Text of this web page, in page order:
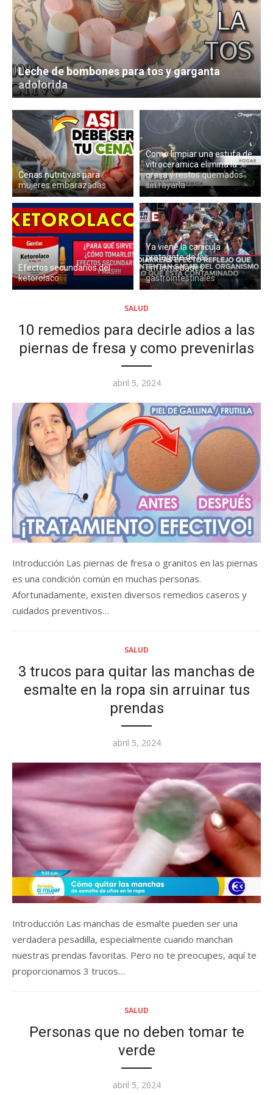
Leche de bombones para tos y garganta
adolorida
Cenas nutritivas para
mujeres embarazadas
Como limpiar una estufa de
vitroceramica elimina la
grasa y restos quemados
sin rayarla
Efectos secundarios del
ketorolaco
Ya viene la canicula
protegete de las
enfermedades
gastrointestinales
SALUD
10 remedios para decirle adios a las
piernas de fresa y como prevenirlas
Posted
abril 5, 2024
Introducción Las piernas de fresa o granitos en las piernas
es una condición común en muchas personas.
Afortunadamente, existen diversos remedios caseros y
cuidados preventivos…
SALUD
3 trucos para quitar las manchas de
esmalte en la ropa sin arruinar tus
prendas
Posted
abril 5, 2024
Introducción Las manchas de esmalte pueden ser una
verdadera pesadilla, especialmente cuando manchan
nuestras prendas favoritas. Pero no te preocupes, aquí te
proporcionamos 3 trucos…
SALUD
Personas que no deben tomar te
verde
Posted
abril 5, 2024